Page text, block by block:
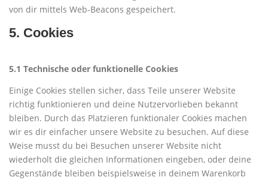
von dir mittels Web-Beacons gespeichert.
5. Cookies
5.1 Technische oder funktionelle Cookies
Einige Cookies stellen sicher, dass Teile unserer Website
richtig funktionieren und deine Nutzervorlieben bekannt
bleiben. Durch das Platzieren funktionaler Cookies machen
wir es dir einfacher unsere Website zu besuchen. Auf diese
Weise musst du bei Besuchen unserer Website nicht
wiederholt die gleichen Informationen eingeben, oder deine
Gegenstände bleiben beispielsweise in deinem Warenkorb